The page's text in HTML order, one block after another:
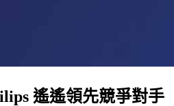
遙遙領先競爭對手